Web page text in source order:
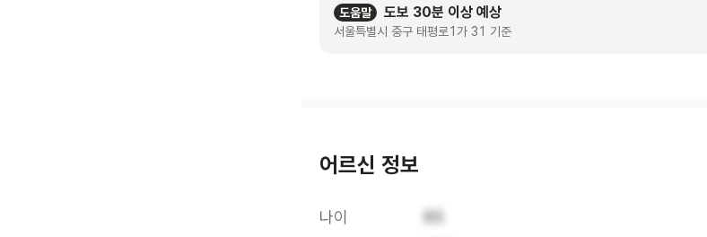
도움말 도보 30분 이상 예상
서울특별시 중구 태평로1가 31 기준
어르신 정보
나이
85